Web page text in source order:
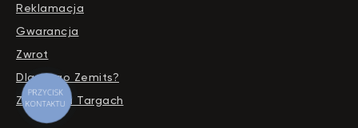
Reklamacja
Gwarancja
Zwrot
Dlaczego Zemits?
Zemits na Targach
PRZYCISK
KONTAKTU